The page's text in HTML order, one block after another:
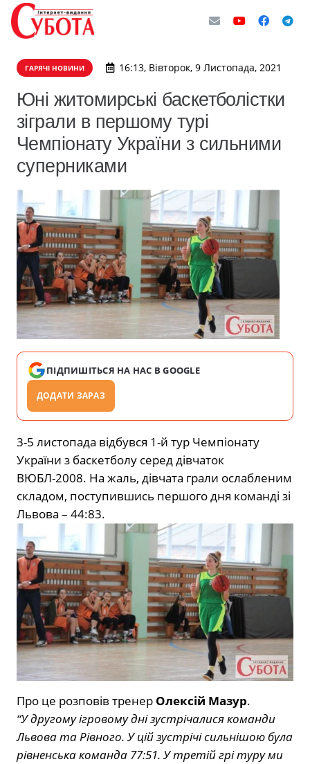
ГАРЯЧІ НОВИНИ 16:13, Вівторок, 9 Листопада, 2021
Юні житомирські баскетболістки
зіграли в першому турі
Чемпіонату України з сильними
суперниками
ПІДПИШІТЬСЯ НА НАС В GOOGLE
ДОДАТИ ЗАРАЗ
3-5 листопада відбувся 1-й тур Чемпіонату
України з баскетболу серед дівчаток
ВЮБЛ-2008. На жаль, дівчата грали ослабленим
складом, поступившись першого дня команді зі
Львова – 44:83.
Про це розповів тренер Олексій Мазур.
“У другому ігровому дні зустрічалися команди
Львова та Рівного. У цій зустрічі сильнішою була
рівненська команда 77:51. У третій грі туру ми